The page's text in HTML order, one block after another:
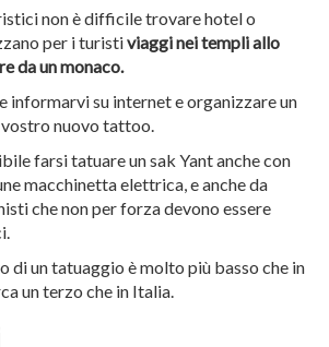
non è difficile trovare hotel o
per i turistiviaggi nei templi allo
da un monaco.
informarvi su internet e organizzare un
nuovo tattoo.
farsi tatuare un sak Yant anche con
macchinetta elettrica, e anche da
che non per forza devono essere
di un tatuaggio è molto più basso che in
un terzo che in Italia.